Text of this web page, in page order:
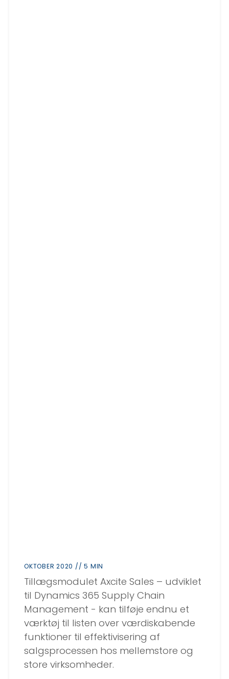
OKTOBER 2020 // 5 MIN
Tillægsmodulet Axcite Sales – udviklet
til Dynamics 365 Supply Chain
Management - kan tilføje endnu et
værktøj til listen over værdiskabende
funktioner til effektivisering af
salgsprocessen hos mellemstore og
store virksomheder.